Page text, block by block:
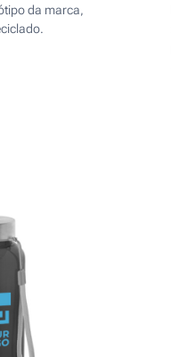
da marca,